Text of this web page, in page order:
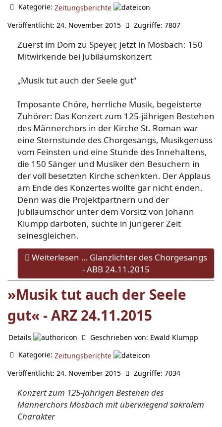
Kategorie: Zeitungsberichte
Veröffentlicht: 24. November 2015
Zugriffe: 7807
Zuerst im Dom zu Speyer, jetzt in Mösbach: 150
Mitwirkende bei Jubiläumskonzert
„Musik tut auch der Seele gut“
Imposante Chöre, herrliche Musik, begeisterte
Zuhörer: Das Konzert zum 125-jährigen Bestehen
des Männerchors in der Kirche St. Roman war
eine Sternstunde des Chorgesangs, Musikgenuss
vom Feinsten und eine Stunde des Innehaltens,
die 150 Sänger und Musiker den Besuchern in
der voll besetzten Kirche schenkten. Der Applaus
am Ende des Konzertes wollte gar nicht enden.
Denn was die Projektpartnern und der
Jubiläumschor unter dem Vorsitz von Johann
Klumpp darboten, suchte in jüngerer Zeit
seinesgleichen.
Weiterlesen … Glanzlichter des Chorgesangs
- ABB 24.11.2015
»Musik tut auch der Seele
gut« - ARZ 24.11.2015
Details Geschrieben von: Ewald Klumpp
Kategorie: Zeitungsberichte
Veröffentlicht: 24. November 2015
Zugriffe: 7034
Konzert zum 125-jährigen Bestehen des
Männerchors Mösbach mit überwiegend sakralem
Charakter